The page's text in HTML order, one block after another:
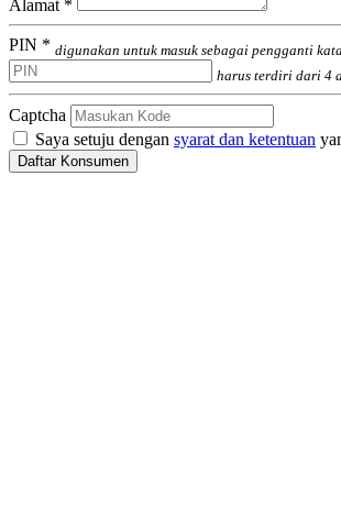
Alamat *
PIN * digunakan untuk masuk sebagai pengganti
harus terdiri dari 4
Captcha
Saya setuju dengan syarat dan ketentuan
Daftar Konsumen